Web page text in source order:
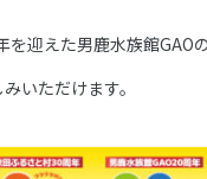
迎えた男鹿水族館
いただけます。